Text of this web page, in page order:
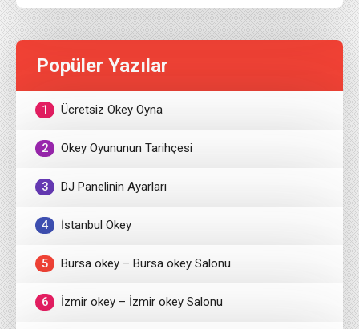
Popüler Yazılar
1 Ücretsiz Okey Oyna
2 Okey Oyununun Tarihçesi
3 DJ Panelinin Ayarları
4 İstanbul Okey
5 Bursa okey – Bursa okey Salonu
6 İzmir okey – İzmir okey Salonu